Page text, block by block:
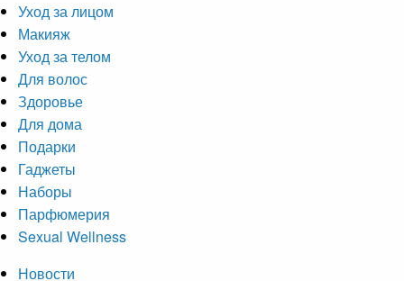
Уход за лицом
Макияж
Уход за телом
Для волос
Здоровье
Для дома
Подарки
Гаджеты
Наборы
Парфюмерия
Sexual Wellness
Новости